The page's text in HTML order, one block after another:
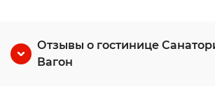
Отзывы о гостинице
Вагон